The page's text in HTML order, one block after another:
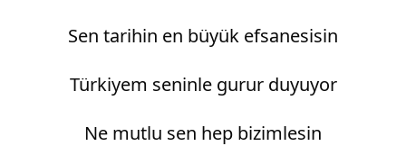
Sen tarihin en büyük efsanesisin
Türkiyem seninle gurur duyuyor
Ne mutlu sen hep bizimlesin